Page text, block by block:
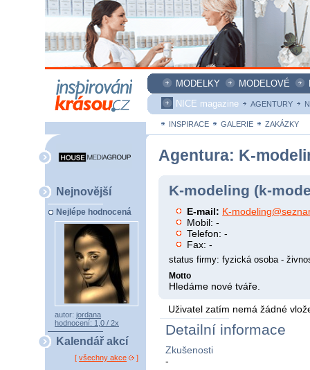
MODELKY MODELOVÉ
NICE magazine
AGENTURY
INSPIRACE GALERIE ZAKÁZKY
Nejnovější
Nejlépe hodnocená
autor: jordana
hodnocení: 1,0 / 2x
Kalendář akcí
[ všechny akce ]
Agentura: K-
K-modeling (k-
E-mail: K-
Mobil: -
Telefon: -
Fax: -
status firmy: fyzická osoba -
Motto
Hledáme nové tváře.
Uživatel zatím nemá žádné
Detailní informace
Zkušenosti
-